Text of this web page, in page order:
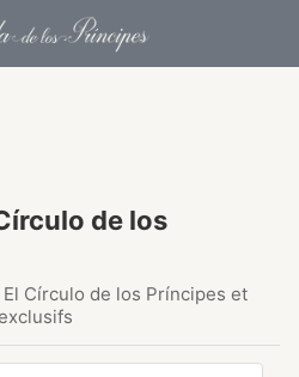
de los
Círculo de los Príncipes et